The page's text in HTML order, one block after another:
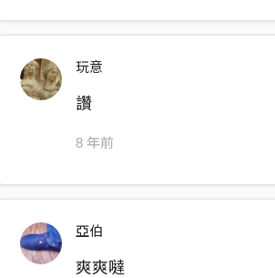
You used to think that the sky’s the limit
But now you’re framed
He’s got you by the balls
And behind prison walls
How can you …
玩意
讚
8 年前
亞伯
爽爽噠